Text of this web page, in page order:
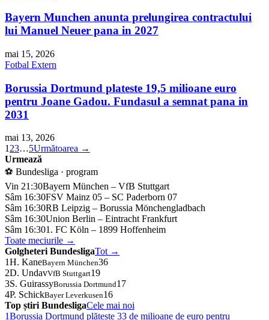
Bayern Munchen anunta prelungirea contractului
lui Manuel Neuer pana in 2027
mai 15, 2026
Fotbal Extern
Borussia Dortmund plateste 19,5 milioane euro
pentru Joane Gadou. Fundasul a semnat pana in
2031
mai 13, 2026
1 23…5Următoarea →
Urmează
⚽ Bundesliga · program
Vin 21:30Bayern München – VfB Stuttgart
Sâm 16:30FSV Mainz 05 – SC Paderborn 07
Sâm 16:30RB Leipzig – Borussia Mönchengladbach
Sâm 16:30Union Berlin – Eintracht Frankfurt
Sâm 16:301. FC Köln – 1899 Hoffenheim
Toate meciurile →
Golgheteri BundesligaTot →
1H. KaneBayern München36
2D. UndavVfB Stuttgart19
3S. GuirassyBorussia Dortmund17
4P. SchickBayer Leverkusen16
Top știri BundesligaCele mai noi
1Borussia Dortmund plătește 33 de milioane de euro pentru